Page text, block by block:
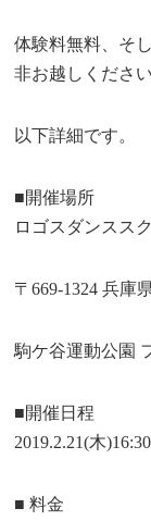
体験料無料、そ
非お越しくださ
以下詳細です。
■開催場所
ロゴスダンスス
〒669-1324 兵庫
駒ケ谷運動公園
■開催日程
2019.2.21(木
■ 料金